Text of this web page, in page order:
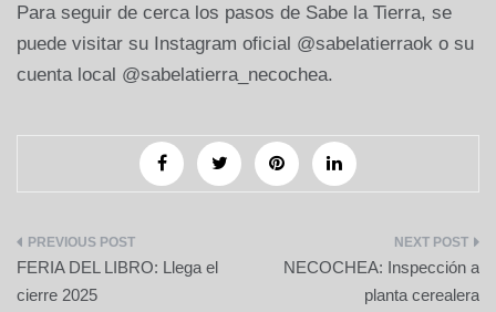
Para seguir de cerca los pasos de Sabe la Tierra, se
puede visitar su Instagram oficial @sabelatierraok o su
cuenta local @sabelatierra_necochea.
Navegación
de
FERIA DEL LIBRO: Llega el
cierre 2025
NECOCHEA: Inspección a
planta cerealera